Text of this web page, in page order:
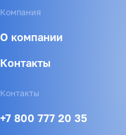
Компания
О компании
Контакты
Контакты
+7 800 777 20 35